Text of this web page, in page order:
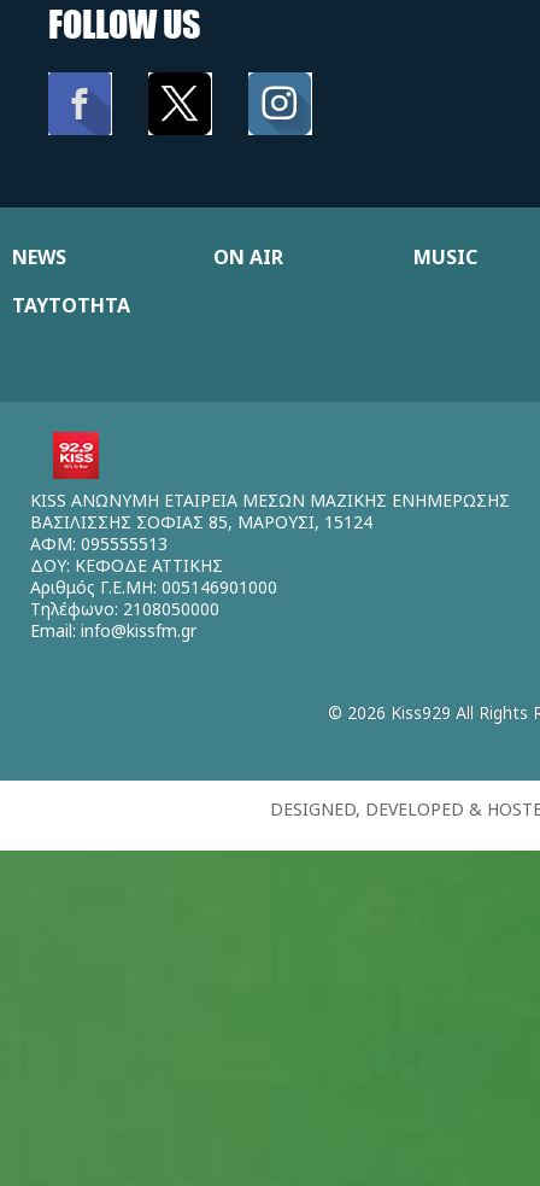
FOLLOW US
NEWS ON AIR
MUSIC
ΤΑΥΤΟΤΗΤΑ
KISS ΑΝΩΝΥΜΗ ΕΤΑΙΡΕΙΑ ΜΕΣΩΝ ΜΑΖΙΚΗΣ ΕΝΗΜΕΡΩΣΗΣ
ΒΑΣΙΛΙΣΣΗΣ ΣΟΦΙΑΣ 85, ΜΑΡΟΥΣΙ, 15124
ΑΦΜ: 095555513
ΔΟΥ: ΚΕΦΟΔΕ ΑΤΤΙΚΗΣ
Αριθμός Γ.Ε.ΜΗ: 005146901000
Τηλέφωνο: 2108050000
Email: info@kissfm.gr
© 2026 Kiss929 All Rights
DESIGNED, DEVELOPED &